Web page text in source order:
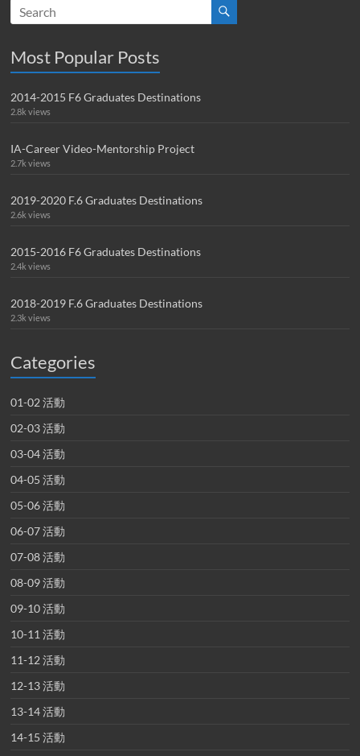
Most Popular Posts
2014-2015 F6 Graduates Destinations
2.8k views
IA-Career Video-Mentorship Project
2.7k views
2019-2020 F.6 Graduates Destinations
2.6k views
2015-2016 F6 Graduates Destinations
2.4k views
2018-2019 F.6 Graduates Destinations
2.3k views
Categories
01-02 活動
02-03 活動
03-04 活動
04-05 活動
05-06 活動
06-07 活動
07-08 活動
08-09 活動
09-10 活動
10-11 活動
11-12 活動
12-13 活動
13-14 活動
14-15 活動